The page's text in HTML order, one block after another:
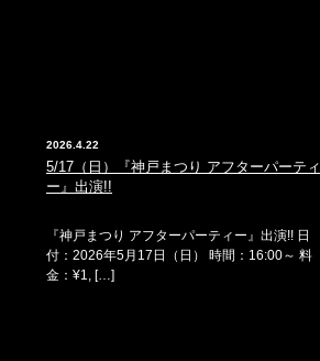
2026.4.22
5/17（日）『神戸まつり アフターパーティ
ー』出演!!
『神戸まつり アフターパーティー』出演!! 日
付：2026年5月17日（日） 時間：16:00～ 料
金：¥1, […]